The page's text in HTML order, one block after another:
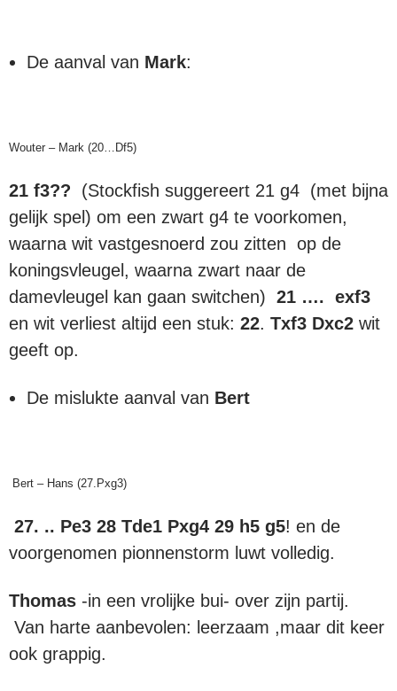
De aanval van Mark:
Wouter – Mark (20…Df5)
21 f3??
(Stockfish suggereert 21 g4 (met bijna
gelijk spel) om een zwart g4 te voorkomen,
waarna wit vastgesnoerd zou zitten op de
koningsvleugel, waarna zwart naar de
damevleugel kan gaan switchen) 21 …. exf3
en wit verliest altijd een stuk: 22. Txf3 Dxc2 wit
geeft op.
De mislukte aanval van Bert
Bert – Hans (27.Pxg3)
27. .. Pe3 28 Tde1 Pxg4 29 h5 g5! en de
voorgenomen pionnenstorm luwt volledig.
Thomas -in een vrolijke bui- over zijn partij.
Van harte aanbevolen: leerzaam ,maar dit keer
ook grappig.